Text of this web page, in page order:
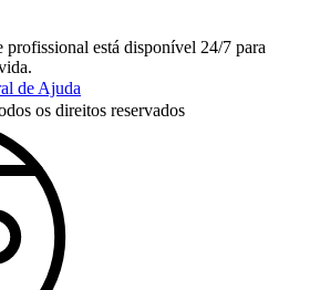
profissional está disponível 24/7 para
de Ajuda
os direitos reservados